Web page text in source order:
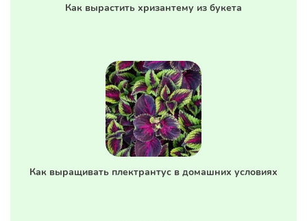
Как вырастить хризантему из букета
Как выращивать плектрантус в домашних условиях